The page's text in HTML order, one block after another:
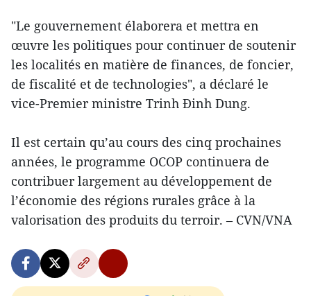
"Le gouvernement élaborera et mettra en
œuvre les politiques pour continuer de soutenir
les localités en matière de finances, de foncier,
de fiscalité et de technologies", a déclaré le
vice-Premier ministre Trinh Đinh Dung.
Il est certain qu’au cours des cinq prochaines
années, le programme OCOP continuera de
contribuer largement au développement de
l’économie des régions rurales grâce à la
valorisation des produits du terroir. – CVN/VNA